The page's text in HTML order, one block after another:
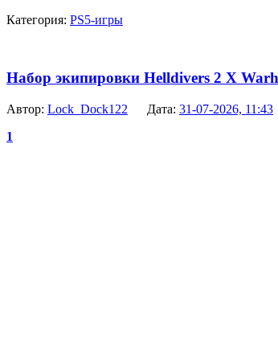
Категория: PS5-игры
Набор экипировки Helldivers 2 X
Автор: Lock_Dock122 Дата: 31-07-2026, 11:43
1